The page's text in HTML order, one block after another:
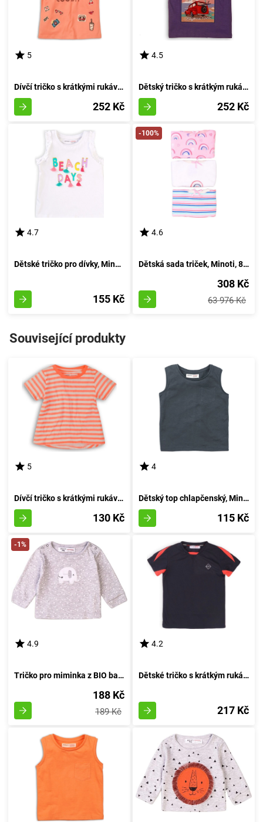
5
Dívčí tričko s krátkými rukávy, značky Minoti, Whoa 6, odstín růžové barvy - velikost 152/158 | pro děti ve věku 12 až 13 let
252 Kč
4.5
Dětský tričko s krátkým rukávem pro chlapce, značky Minoti, design Break 5, odstín fialové - velikost 152/158 | pro věk 12/13 let
252 Kč
4.7
Dětské tričko pro dívky, Minoti, Paradise 5, bílé - velikost 86/92 | 18-24 měsíců
155 Kč
-100%
4.6
Dětská sada triček, Minoti, 8G NICKS 21, pro holčičku - velikost 92/98 | vhodné pro věk 2-3 let
308 Kč
63 976 Kč
Související produkty
5
Dívčí tričko s krátkými rukávy, od značky Minoti, model 2SLUBT18, v odstínu oranžové, velikost 152/158 | pro věk 12/13 let
130 Kč
4
Dětský top chlapčenský, Minoti, 1VEST 5, šedý - velikost 152/158 | pro věk 12/13 let
115 Kč
-1%
4.9
Tričko pro miminka z BIO bavlny, značky Minoti, model Dream 1, barva šedá - velikost 74/80 | vhodné pro věk 9-12 měsíců
188 Kč
189 Kč
4.2
Dětské tričko s krátkým rukávem pro kluka, sportovní styl, Minoti, Active 4, černé - velikost 98/104 | 3-4 roky
217 Kč